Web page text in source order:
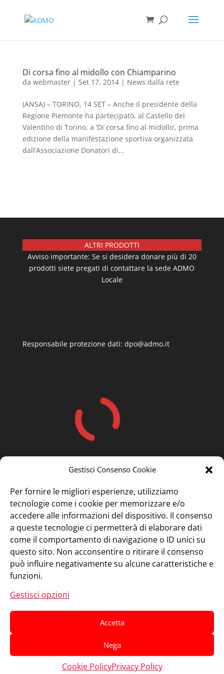
Gestisci Consenso Cookie
Per fornire le migliori esperienze, utilizziamo
tecnologie come i cookie per memorizzare e/o
accedere alle informazioni del dispositivo. Il consenso
a queste tecnologie ci permetterà di elaborare dati
come il comportamento di navigazione o ID unici su
questo sito. Non acconsentire o ritirare il consenso
può influire negativamente su alcune caratteristiche e
funzioni.
Gestisci opzioni
Accetta
Nega
Cookie PolicyPrivacy Policy
Di corsa fino al midollo con Chiamparino
da webmaster| Set 17, 2014| News dalla rete
(ANSA) – TORINO, 14 SET – Anche il presidente della
Regione Piemonte ha partecipato, al Castello del
Valentino di Torino, a ‘Di corsa fino al midollo’, prima
edizione della manifestazione sportiva organizzata
dall’Associazione Donatori di...
ALTRI PRODOTTI
Avviso importante: Se si desidera donare più di 20
prodotti siete pregati di contattare la sede ADMO
Locale
Responsabile protezione dati: dpo@admo.it
Progettato daElegant Themes| Sviluppato da
WordPress